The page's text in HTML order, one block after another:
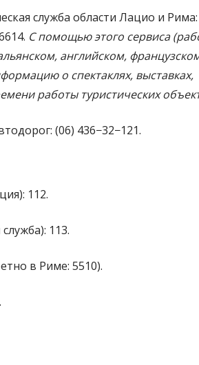
служба области Лацио и Рима:
С помощью этого сервиса
английском,
о спектаклях, выставках,
работы туристических
(06) 436−32−121.
112.
113.
в Риме: 5510).